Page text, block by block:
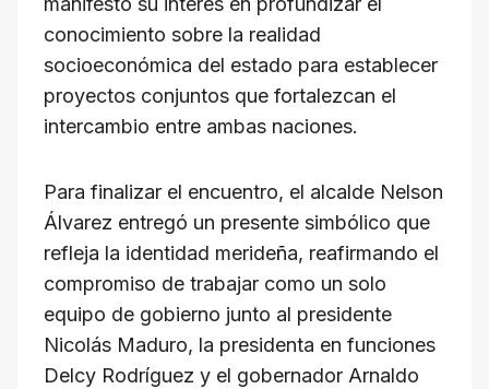
conocimiento sobre la realidad
socioeconómica del estado para establecer
proyectos conjuntos que fortalezcan el
intercambio entre ambas naciones.
Para finalizar el encuentro, el alcalde Nelson
Álvarez entregó un presente simbólico que
refleja la identidad merideña, reafirmando el
compromiso de trabajar como un solo
equipo de gobierno junto al presidente
Nicolás Maduro, la presidenta en funciones
Delcy Rodríguez y el gobernador Arnaldo